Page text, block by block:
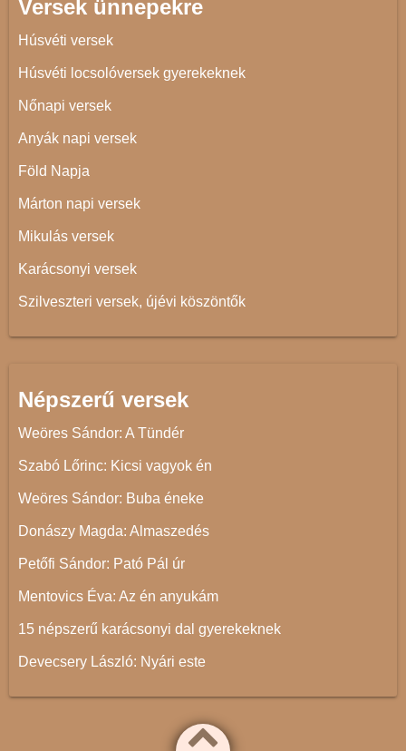
Versek ünnepekre
Húsvéti versek
Húsvéti locsolóversek gyerekeknek
Nőnapi versek
Anyák napi versek
Föld Napja
Márton napi versek
Mikulás versek
Karácsonyi versek
Szilveszteri versek, újévi köszöntők
Népszerű versek
Weöres Sándor: A Tündér
Szabó Lőrinc: Kicsi vagyok én
Weöres Sándor: Buba éneke
Donászy Magda: Almaszedés
Petőfi Sándor: Pató Pál úr
Mentovics Éva: Az én anyukám
15 népszerű karácsonyi dal gyerekeknek
Devecsery László: Nyári este